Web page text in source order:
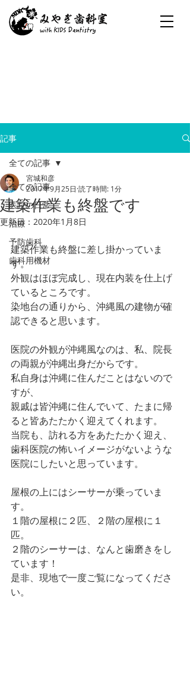
記事
全ての記事
医院の日常
治療
予防歯科
歯科用機材
全ての記事
建築作業も終盤です
宮城和彦
2017年9月25日 読了時間: 1分
更新日： 2020年1月8日
建築作業も終盤に差し掛かっていま
す。
外観はほぼ完成し、現在内装を仕上げ
ているところです。
染地台の通りから、沖縄風の建物が確
認できると思います。
医院の外観が沖縄風なのは、私、院長
の両親が沖縄出身だからです。
私自身は沖縄に住んだことはないので
すが、
親戚は皆沖縄に住んでいて、たまに帰
ると皆あたたかく迎えてくれます。
当院も、訪れる方をあたたかく迎え、
歯科医院の怖いイメージがないような
医院にしたいと思っています。
屋根の上にはシーサーが乗っていま
す。
１階の屋根に２匹、２階の屋根に１
匹。
２階のシーサーは、なんと歯磨きをし
ています！
是非、現地で一度ご覧になってくださ
い。